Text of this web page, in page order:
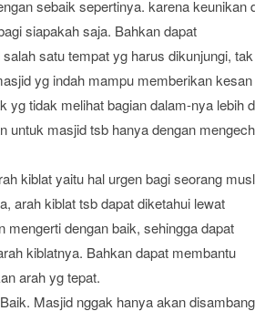
sebaik sepertinya. karena keunikan
siapakah saja. Bahkan dapat
satu tempat yg harus dikunjungi, tak
yg indah mampu memberikan kesan
tidak melihat bagian dalam-nya lebih
untuk masjid tsb hanya dengan
kiblat yaitu hal urgen bagi seorang
arah kiblat tsb dapat diketahui lewat
dengan baik, sehingga dapat
kiblatnya. Bahkan dapat membantu
arah yg tepat.
Masjid nggak hanya akan